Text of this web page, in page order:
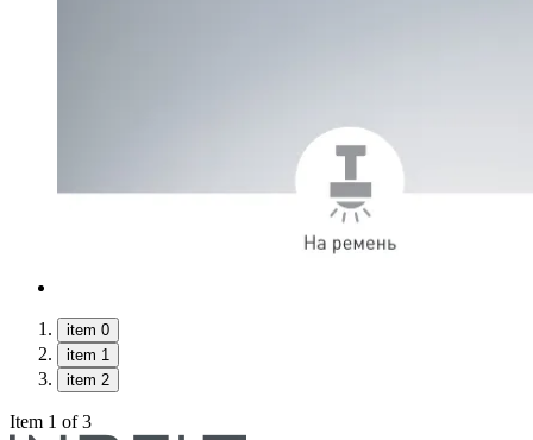
item 0
item 1
item 2
Item 1 of 3